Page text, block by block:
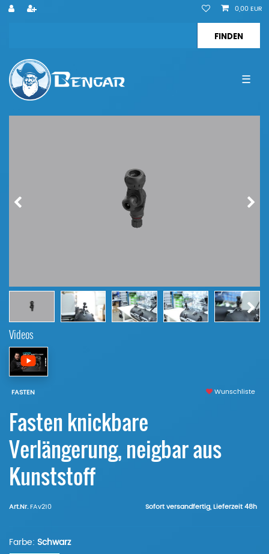
0,00 EUR
☰
Videos
FASTEN Wunschliste
Fasten knickbare
Verlängerung, neigbar aus
Kunststoff
Art.Nr.FAv210 Sofort versandfertig, Lieferzeit 48h
Farbe: Schwarz